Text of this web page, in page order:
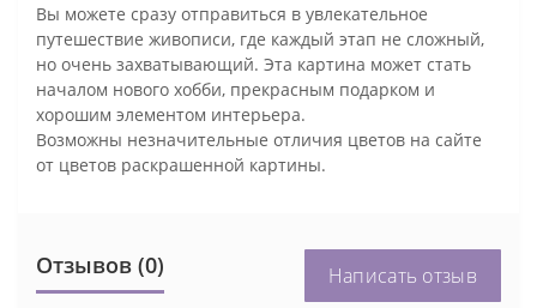
Вы можете сразу отправиться в увлекательное
путешествие живописи, где каждый этап не сложный,
но очень захватывающий. Эта картина может стать
началом нового хобби, прекрасным подарком и
хорошим элементом интерьера.
Возможны незначительные отличия цветов на сайте
от цветов раскрашенной картины.
Отзывов (0) Написать отзыв